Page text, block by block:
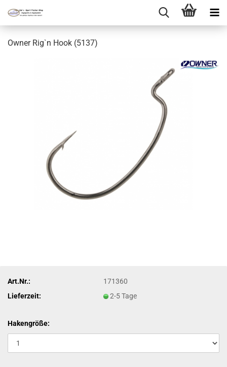
Owner Rig`n Hook (5137)
Art.Nr.:
171360
Lieferzeit:
2-5 Tage
Hakengröße: